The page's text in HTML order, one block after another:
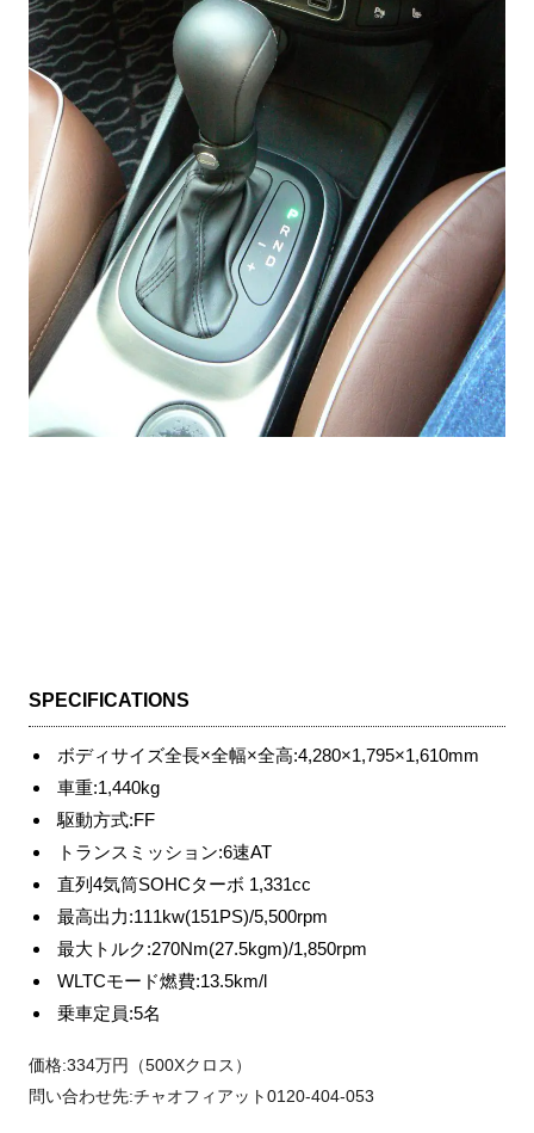
SPECIFICATIONS
ボディサイズ全長×全幅×全高:4,280×1,795×1,610mm
車重:1,440kg
駆動方式:FF
トランスミッション:6速AT
直列4気筒SOHCターボ 1,331cc
最高出力:111kw(151PS)/5,500rpm
最大トルク:270Nm(27.5kgm)/1,850rpm
WLTCモード燃費:13.5km/l
乗車定員:5名
価格:334万円（500Xクロス）
問い合わせ先:チャオフィアット0120-404-053